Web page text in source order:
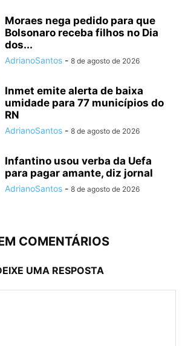
Moraes nega pedido para que
Bolsonaro receba filhos no Dia
dos...
AdrianoSantos - 8 de agosto de 2026
Inmet emite alerta de baixa
umidade para 77 municípios do
RN
AdrianoSantos - 8 de agosto de 2026
Infantino usou verba da Uefa
para pagar amante, diz jornal
AdrianoSantos - 8 de agosto de 2026
COMENTÁRIOS
UMA RESPOSTA